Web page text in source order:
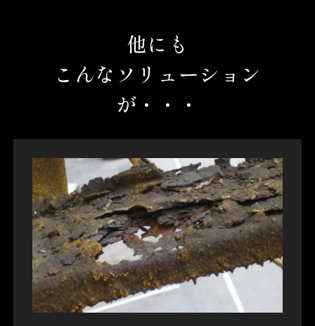
他にも
こんなソリューション
が・・・